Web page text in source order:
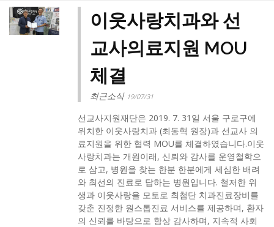
이웃사랑치과와 선
교사의료지원 MOU
체결
최근소식 19/07/31
선교사지원재단은 2019. 7. 31일 서울 구로구에
위치한 이웃사랑치과 (최동혁 원장)과 선교사 의
료지원을 위한 협력 MOU를 체결하였습니다.​이웃
사랑치과는 개원이래, 신뢰와 감사를 운영철학으
로 삼고, 병원을 찾는 한분 한분에게 세심한 배려
와 최선의 진료로 답하는 병원입니다. 철저한 위
생과 이웃사랑을 모토로 최첨단 치과진료장비를
갖춘 진정한 원스톱진료 서비스를 제공하며, 환자
의 신뢰를 바탕으로 항상 감사하며, 지속적 사회